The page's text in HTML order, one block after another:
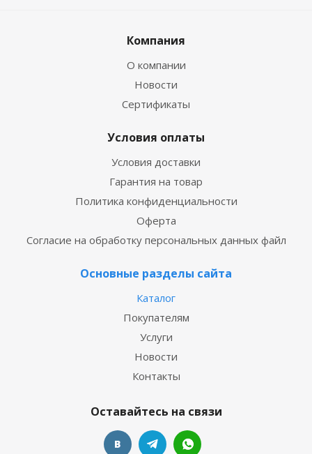
Компания
О компании
Новости
Сертификаты
Условия оплаты
Условия доставки
Гарантия на товар
Политика конфиденциальности
Оферта
Согласие на обработку персональных данных файл
Основные разделы сайта
Каталог
Покупателям
Услуги
Новости
Контакты
Оставайтесь на связи